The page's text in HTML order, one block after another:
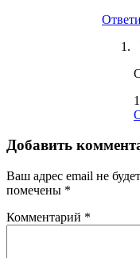
1
Добавить
Ваш адрес email не
помечены *
Комментарий *